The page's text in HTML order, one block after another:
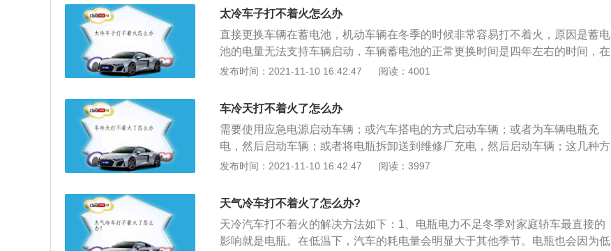
电池的电量不足所导致，需要使用应急电源来启动车辆，车辆启动之后可以让车
辆运转一段时间，让车辆的蓄电池可以充满电，可以把机动车辆行驶到附近的售
后，或者是维修厂对蓄电池进行检查，如果车辆的磨损程度过于严重，则需要进
行更换。
太冷车子打不着火怎么办
直接更换车辆在蓄电池，机动车辆在冬季的时候非常容易打不着火，原因是蓄电
池的电量无法支持车辆启动，车辆蓄电池的正常更换时间是四年左右的时间，在
冬季到来的时候使用车辆需要注意，要注意电瓶的使用情况。机动车辆在正常使
之后，然后对症进行解决，车辆的蓄电池出现磨损过于严重的时候可以进行更
换，更换之后可以解决因为电瓶亏电而导致不能打火的情况出现。
发布时间：2021-11-10 16:42:47 阅读：4001
车冷天打不着火了怎么办
需要使用应急电源启动车辆；或汽车搭电的方式启动车辆；或者为车辆电瓶充
电，然后启动车辆；或者将电瓶拆卸送到维修厂充电，然后启动车辆；这几种方
式都是可以的。在进入冬季之前，一定要注意车辆蓄电池的保养，不能使用时要
瓶使用情况，如果是因为电池损耗过大导致车辆无法启动，可以对车辆的电瓶进
行更换，更换之后车辆可以继续使用，机动车辆的电瓶在日常使用的过程中也是
需要正常保养的。
发布时间：2021-11-10 16:42:47 阅读：3997
天气冷车打不着火了怎么办?
天冷汽车打不着火的解决方法如下：1、电瓶电力不足冬季对家庭轿车最直接的
影响就是电瓶。在低温下，汽车的耗电量会明显大于其他季节。电瓶也会因为低